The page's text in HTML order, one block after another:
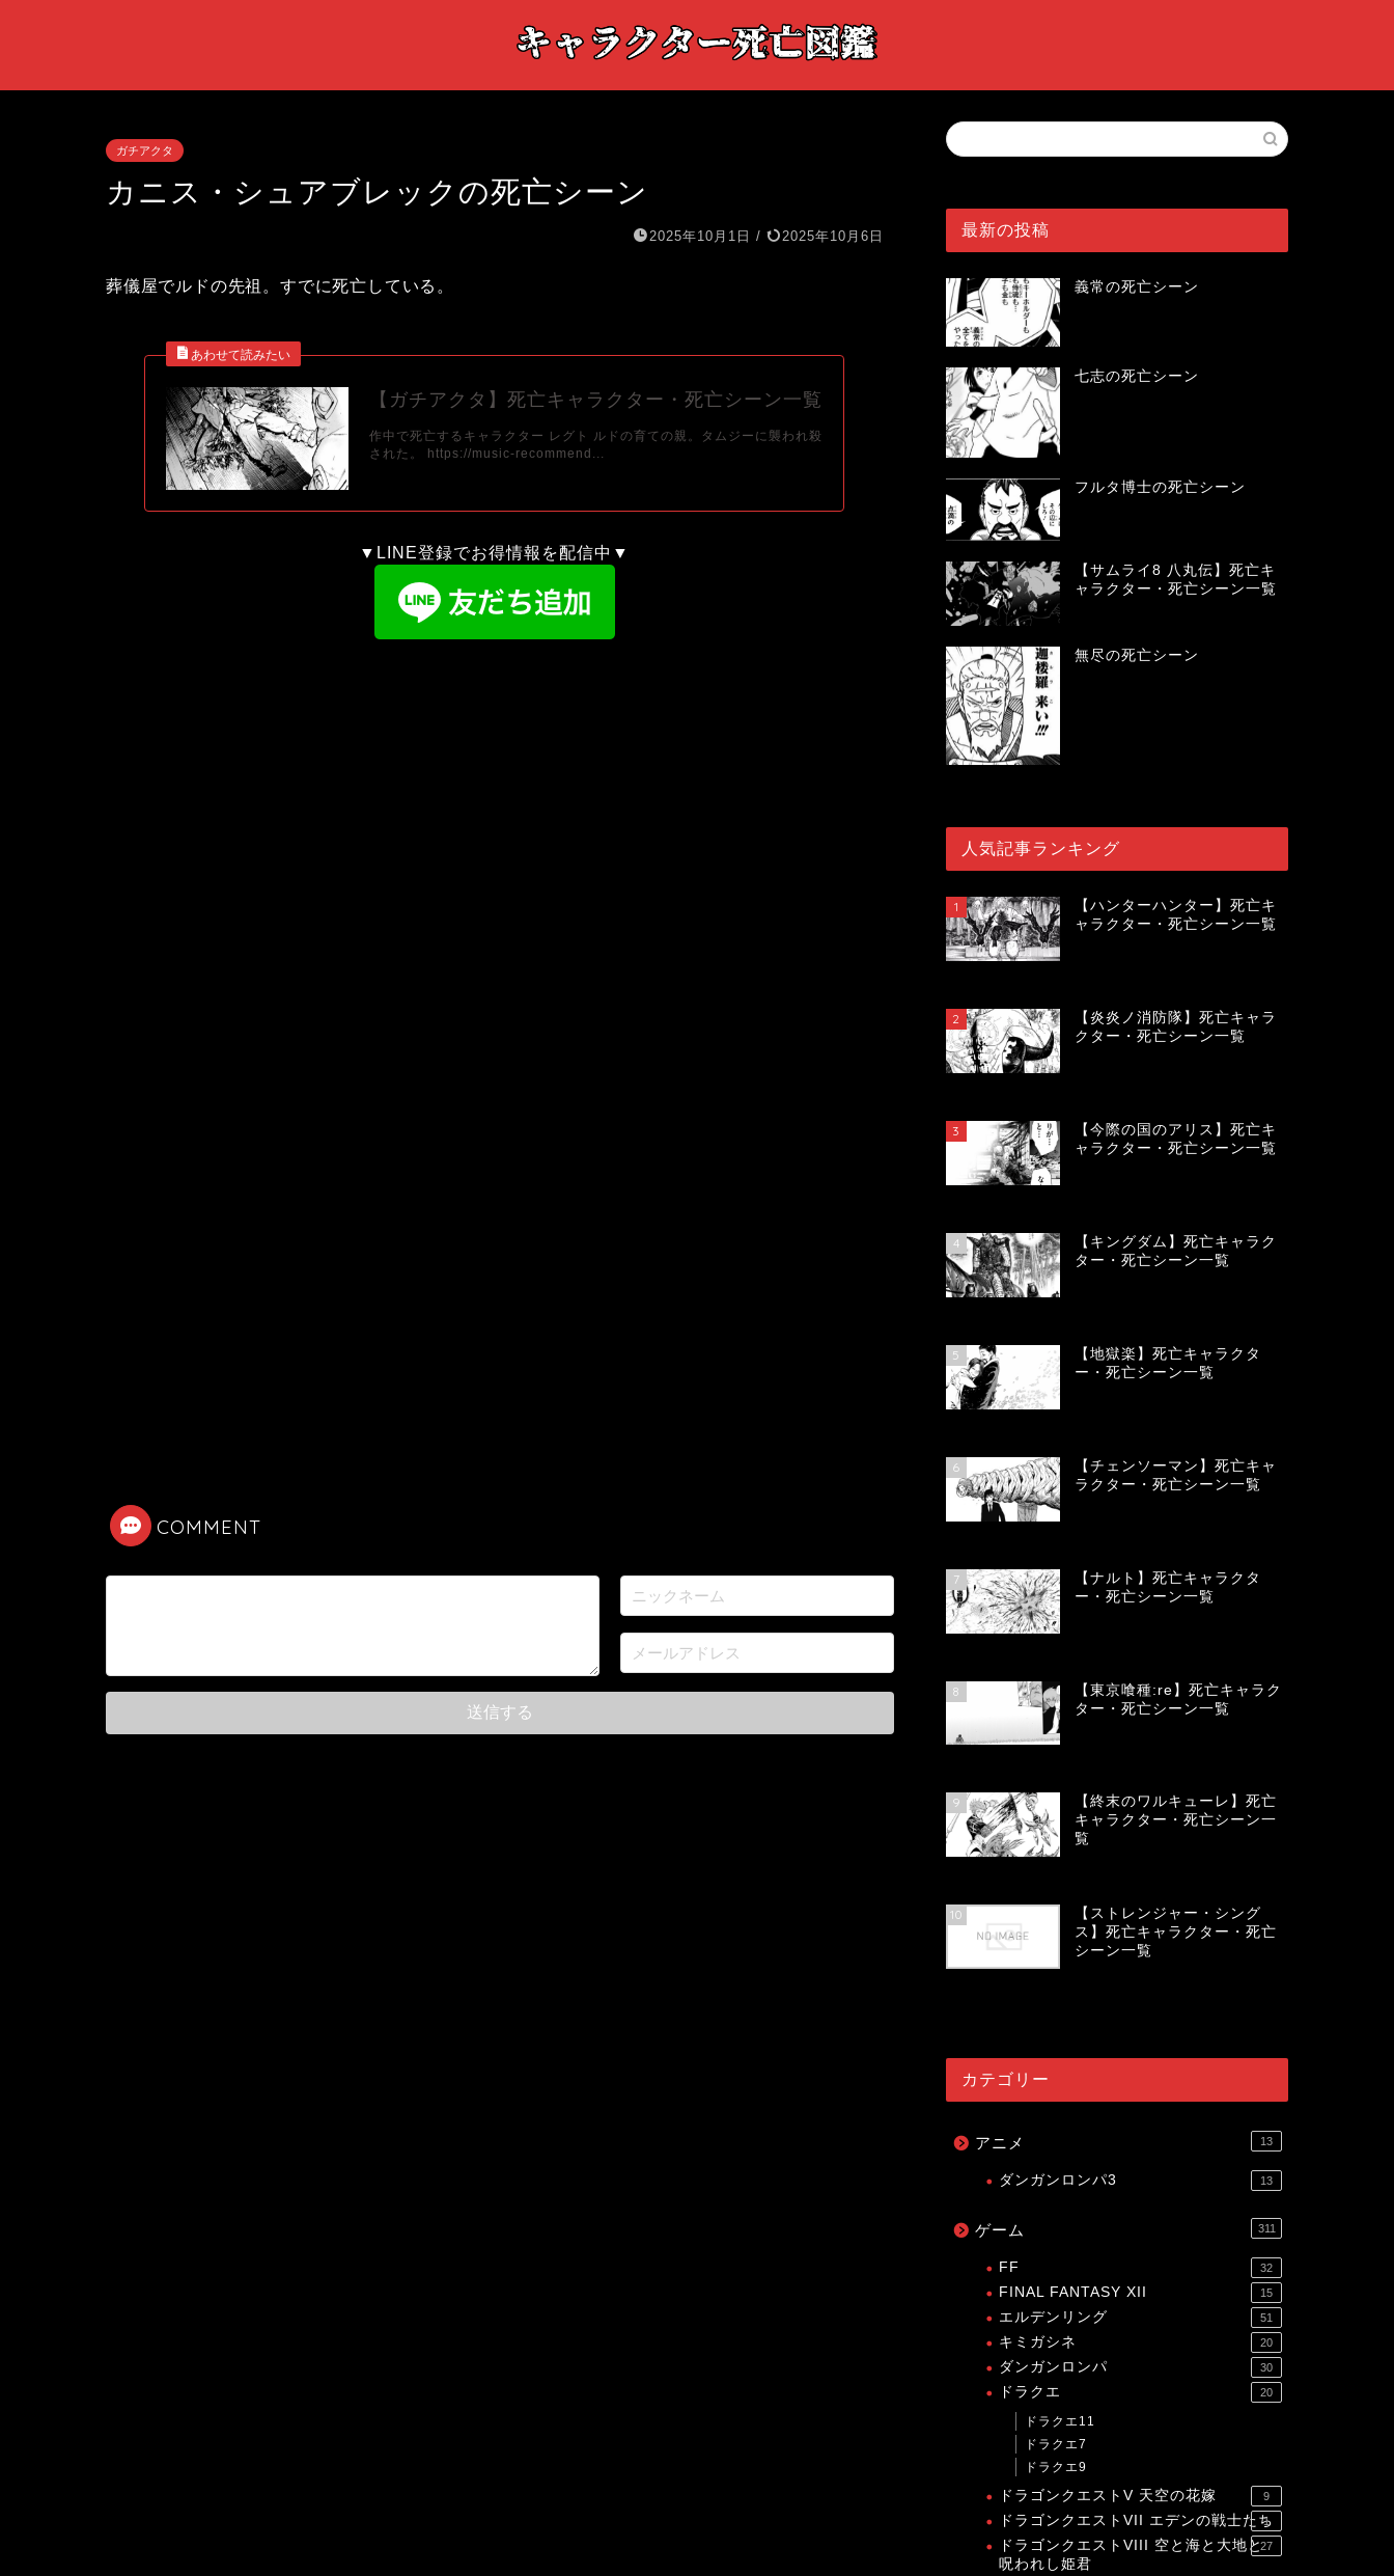
ガチアクタ
カニス・シュアブレックの死亡シーン
2025年10月1日 / 2025年10月6日
葬儀屋でルドの先祖。すでに死亡している。
【ガチアクタ】死亡キャラクター・死亡シーン一覧
作中で死亡するキャラクター レグト ルドの育ての親。タムジーに襲われ殺
された。 https://music-recommend...
▼LINE登録でお得情報を配信中▼
COMMENT
最新の投稿
義常の死亡シーン
七志の死亡シーン
フルタ博士の死亡シーン
【サムライ8 八丸伝】死亡キ
ャラクター・死亡シーン一覧
無尽の死亡シーン
人気記事ランキング
1
【ハンターハンター】死亡キ
ャラクター・死亡シーン一覧
2
【炎炎ノ消防隊】死亡キャラ
クター・死亡シーン一覧
3
【今際の国のアリス】死亡キ
ャラクター・死亡シーン一覧
4
【キングダム】死亡キャラク
ター・死亡シーン一覧
5
【地獄楽】死亡キャラクタ
ー・死亡シーン一覧
6
【チェンソーマン】死亡キャ
ラクター・死亡シーン一覧
7
【ナルト】死亡キャラクタ
ー・死亡シーン一覧
8
【東京喰種:re】死亡キャラク
ター・死亡シーン一覧
9
【終末のワルキューレ】死亡
キャラクター・死亡シーン一
覧
10
【ストレンジャー・シング
ス】死亡キャラクター・死亡
シーン一覧
カテゴリー
アニメ 13
ダンガンロンパ3 13
ゲーム 311
FF 32
FINAL FANTASY XII 15
エルデンリング 51
キミガシネ 20
ダンガンロンパ 30
ドラクエ 20
ドラクエ11
ドラクエ7
ドラクエ9
ドラゴンクエストV 天空の花嫁 9
ドラゴンクエストVII エデンの戦士たち
1
ドラゴンクエストVIII 空と海と大地と
呪われし姫君
27